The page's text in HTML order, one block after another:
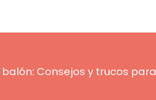
Consejos y trucos para